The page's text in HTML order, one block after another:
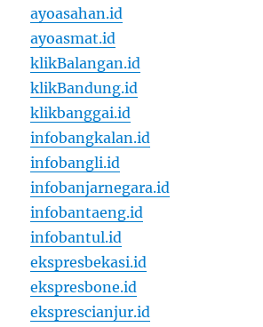
ayoasahan.id
ayoasmat.id
klikBalangan.id
klikBandung.id
klikbanggai.id
infobangkalan.id
infobangli.id
infobanjarnegara.id
infobantaeng.id
infobantul.id
ekspresbekasi.id
ekspresbone.id
eksprescianjur.id